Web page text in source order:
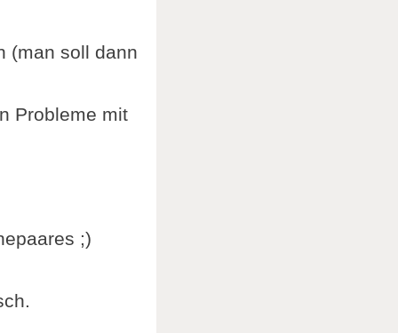
(man soll dann
Probleme mit
;)